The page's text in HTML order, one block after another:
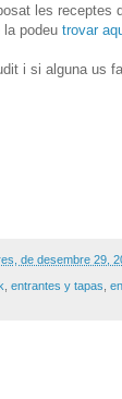
les
podeu trovar
i si alguna us
de desembre 29,
entrantes y tapas